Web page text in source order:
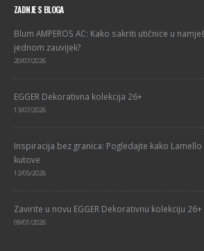
ZADNJE S BLOGA
Blum AMPEROS AC: Kako sakriti utičnice u
jednom zauvijek?
20/07/2026
EGGER Dekorativna kolekcija 26+
13/07/2026
Inspiracija bez granica: Pogledajte kako
kutove
12/05/2026
Zavirite u novu EGGER Dekorativnu kolekciju 26+
09/01/2026